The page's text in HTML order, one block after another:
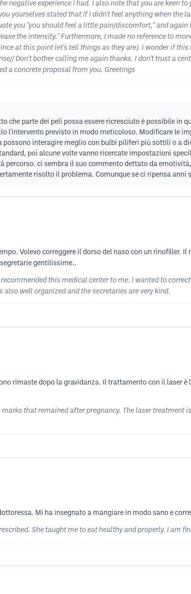
negative experience I had. I also note that you are keen
yourselves stated that if I didn't feel anything when the
you "you should feel a little pain/discomfort," and again
the intensity." Furthermore, I made no reference to
at this point let's tell things as they are). I wonder if
Don't bother calling me again thanks. I don't trust a
a concrete proposal from you. Greetings
che parte dei peli possa essere ricresciuto è possibile in
l'intervento previsto in modo meticoloso. Modificare le
interagire meglio con bulbi piliferi più sottili o a
poi alcune volte vanno ricercate impostazioni
percorso. ci sembra il suo commento dettato da
risolto il problema. Comunque se ci ripensa anni
Volevo correggere il dorso del naso con un rinofiller.
gentilissime..
this medical center to me. I wanted to
well organized and the secretaries are very kind.
rimaste dopo la gravidanza. Il trattamento con il laser
that remained after pregnancy. The laser treatment
Mi ha insegnato a mangiare in modo sano e
She taught me to eat healthy and properly. I am